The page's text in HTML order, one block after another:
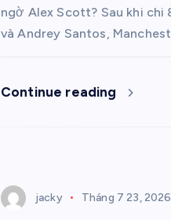
ngờ Alex Scott? Sau khi chi
và Andrey Santos,
Continue reading
jacky Tháng 7 23, 2026